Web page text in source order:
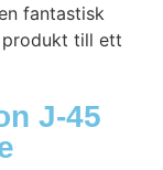
fantastisk
till ett
J-45